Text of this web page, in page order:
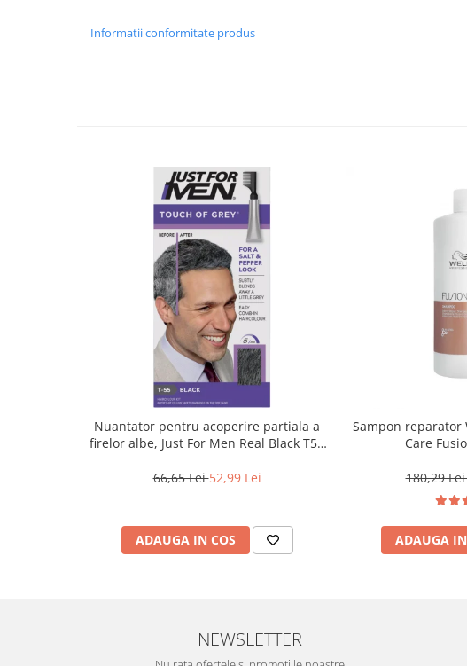
Informatii conformitate produs
Nuantator pentru acoperire partiala a
firelor albe, Just For Men Real Black T55
66,65 Lei52,99 Lei
ADAUGA IN COS
Sampon reparator
Care
180,29
ADAUGA
NEWSLETTER